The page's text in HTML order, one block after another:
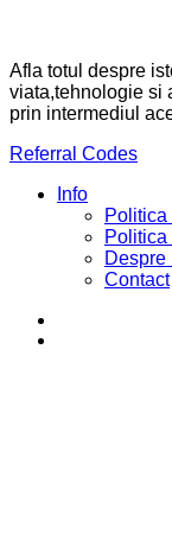
Afla totul despre
viata,tehnologie si
prin intermediul
Referral Codes
Info
Despre
Contact